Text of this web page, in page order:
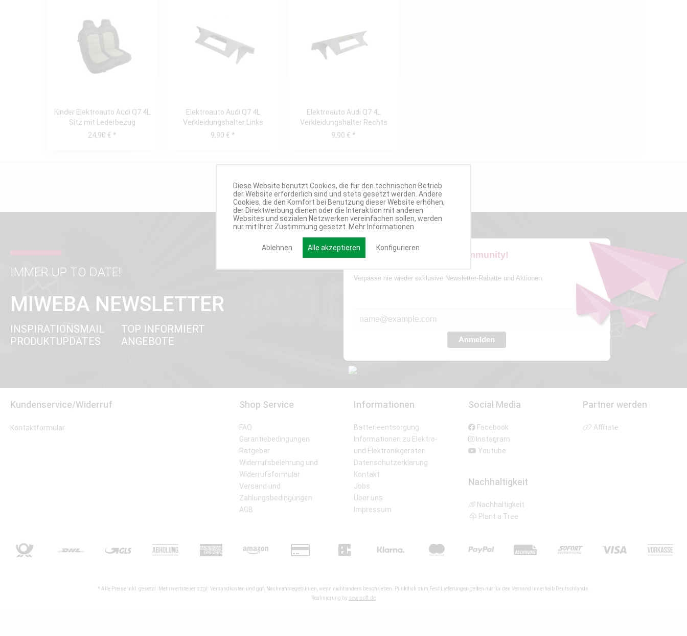
Kinder Elektroauto Audi Q7 4L
Sitz mit Lederbezug
Schwarz/Grau
24,90 € *
Elektroauto Audi Q7 4L
Verkleidungshalter Links
9,90 € *
Elektroauto Audi Q7 4L
Verkleidungshalter Rechts
9,90 € *
IMMER UP TO DATE!
MIWEBA NEWSLETTER
INSPIRATIONSMAIL
PRODUKTUPDATES
TOP INFORMIERT
ANGEBOTE
Werde Teil der Miweba Community!
Verpasse nie wieder exklusive Newsletter-Rabatte und Aktionen
Anmelden
Kundenservice/Widerruf
Kontaktformular
Shop Service
FAQ
Garantiebedingungen
Ratgeber
Widerrufsbelehrung und
Widerrufsformular
Versand und
Zahlungsbedingungen
AGB
Informationen
Batterieentsorgung
Informationen zu Elektro-
und Elektronikgeräten
Datenschutzerklärung
Kontakt
Jobs
Über uns
Impressum
Social Media
Facebook
Instagram
Youtube
Nachhaltigkeit
Nachhaltigkeit
Plant a Tree
Partner werden
Affiliate
* Alle Preise inkl. gesetzl. Mehrwertsteuer zzgl. Versandkosten und ggf. Nachnahmegebühren, wenn nicht anders beschrieben. Pünktlich zum Fest Lieferungen gelten nur für den Versand innerhalb Deutschlands.
Realisierung by sewisoft.de
Diese Website benutzt Cookies, die für den technischen Betrieb
der Website erforderlich sind und stets gesetzt werden. Andere
Cookies, die den Komfort bei Benutzung dieser Website erhöhen,
der Direktwerbung dienen oder die Interaktion mit anderen
Websites und sozialen Netzwerken vereinfachen sollen, werden
nur mit Ihrer Zustimmung gesetzt. Mehr Informationen
Ablehnen Alle akzeptieren Konfigurieren